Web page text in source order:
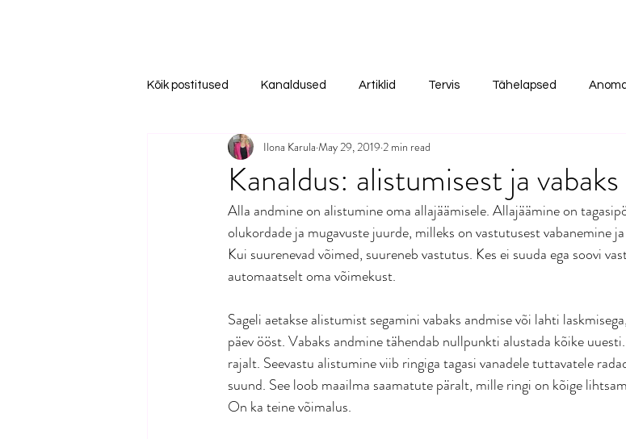
Kõik postitused Kanaldused Artiklid Tervis Tähelapsed
Kanaldus: alistumisest ja
Ilona Karula May 29, 2019 2 min read
Alla andmine on alistumine oma allajäämisele. Allajäämine on
olukordade ja mugavuste juurde, milleks on vastutusest vabanemine
Kui suurenevad võimed, suureneb vastutus. Kes ei suuda ega soovi
automaatselt oma võimekust.
Sageli aetakse alistumist segamini vabaks andmise või lahti
päev ööst. Vabaks andmine tähendab nullpunkti alustada kõike
rajalt. Seevastu alistumine viib ringiga tagasi vanadele tuttavatele
suund. See loob maailma saamatute päralt, mille ringi on kõige
On ka teine võimalus.